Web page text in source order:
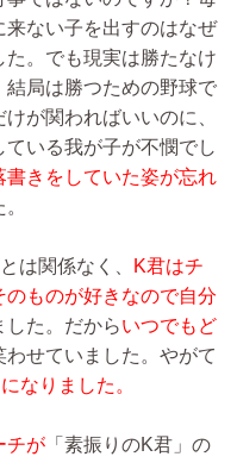
来ない子を出すのはなぜ
。でも現実は勝たなけ
局は勝つための野球で
が関わればいいのに、
いる我が子が不憫でし
きをしていた姿が忘れ
は関係なく、
K君はチ
ものが好きなので自分
した。だからいつでもど
わせていました。やがて
なりました。
チが 「素振りのK君」の